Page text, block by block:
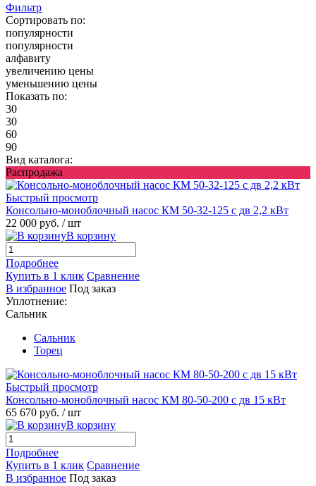
Фильтр
Сортировать по:
популярности
популярности
алфавиту
увеличению цены
уменьшению цены
Показать по:
30
30
60
90
Вид каталога:
Распродажа
Быстрый просмотр
Консольно-моноблочный насос КМ 50-32-125 с дв 2,2 кВт
22 000 руб. / шт
В корзину
Подробнее
Купить в 1 клик Сравнение
В избранное Под заказ
Уплотнение:
Сальник
Сальник
Торец
Быстрый просмотр
Консольно-моноблочный насос КМ 80-50-200 с дв 15 кВт
65 670 руб. / шт
В корзину
Подробнее
Купить в 1 клик Сравнение
В избранное Под заказ